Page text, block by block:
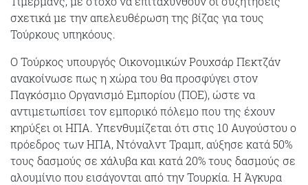
σχετικά με την απελευθέρωση της βίζας για τους
Τούρκους υπηκόους.
Ο Τούρκος υπουργός Οικονομικών Ρουχσάρ Πεκτζάν
ανακοίνωσε πως η χώρα του θα προσφύγει στον
Παγκόσμιο Οργανισμό Εμπορίου (ΠΟΕ), ώστε να
αντιμετωπίσει τον εμπορικό πόλεμο που της έχουν
κηρύξει οι ΗΠΑ. Υπενθυμίζεται ότι στις 10 Αυγούστου ο
πρόεδρος των ΗΠΑ, Ντόναλντ Τραμπ, αύξησε κατά 50%
τους δασμούς σε χάλυβα και κατά 20% τους δασμούς σε
αλουμίνιο που εισάγονται από την Τουρκία. Η Άγκυρα